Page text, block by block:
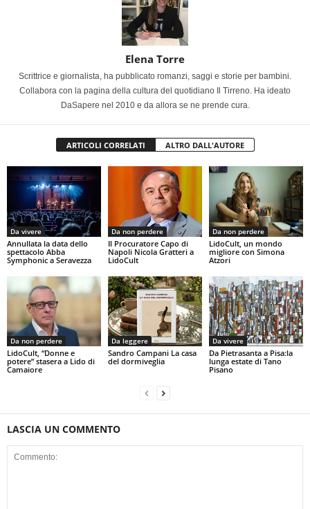
Elena Torre
Scrittrice e giornalista, ha pubblicato romanzi, saggi e storie per bambini.
Collabora con la pagina della cultura del quotidiano Il Tirreno. Ha ideato
DaSapere nel 2010 e da allora se ne prende cura.
ARTICOLI CORRELATI ALTRO DALL'AUTORE
Da vivere
Annullata la data dello
spettacolo Abba
Symphonic a Seravezza
Da non perdere
Il Procuratore Capo di
Napoli Nicola Gratteri a
LidoCult
Da non perdere
LidoCult, un mondo
migliore con Simona
Atzori
Da non perdere
LidoCult, “Donne e
potere” stasera a Lido di
Camaiore
Da leggere
Sandro Campani La casa
del dormiveglia
Da vivere
Da Pietrasanta a Pisa:la
lunga estate di Tano
Pisano
LASCIA UN COMMENTO